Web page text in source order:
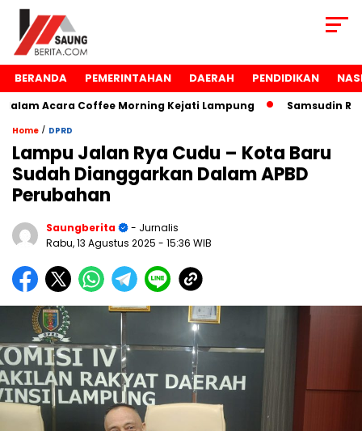
BERANDA PEMERINTAHAN DAERAH PENDIDIKAN
Acara Coffee Morning Kejati Lampung Samsudin Raih
Home / DPRD
Lampu Jalan Rya Cudu – Kota Baru
Sudah Dianggarkan Dalam APBD
Perubahan
Saungberita
- Jurnalis
Rabu, 13 Agustus 2025 - 15:36 WIB